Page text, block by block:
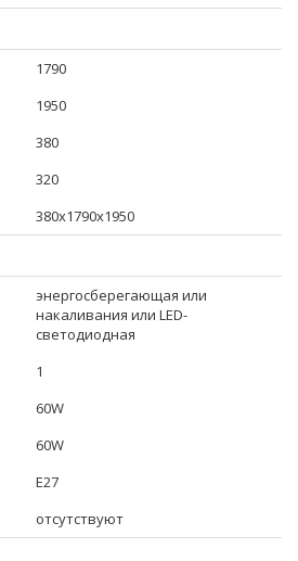
1790
1950
380
320
380x1790x1950
энергосберегающая или
накаливания или LED-
светодиодная
1
60W
60W
E27
отсутствуют